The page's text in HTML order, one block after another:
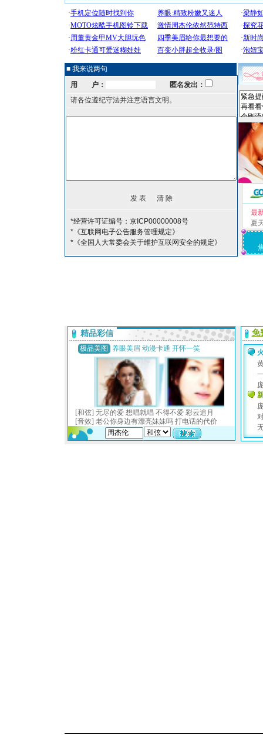
■ 我来说两句
用 户：
匿名发出：
请各位遵纪守法并注意语言文明。
*经营许可证编号：京ICP00000008号
*《互联网电子公告服务管理规定》
*《全国人大常委会关于维护互联网安全的规定》
最
夏